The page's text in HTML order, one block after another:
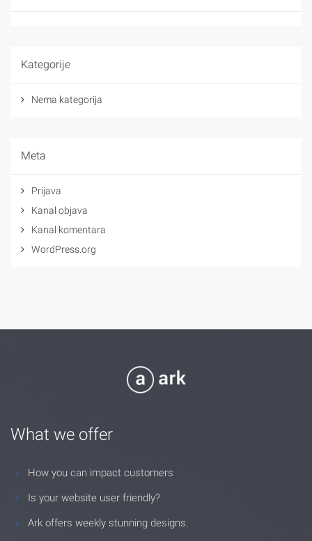
Kategorije
Nema kategorija
Meta
Prijava
Kanal objava
Kanal komentara
WordPress.org
What we offer
How you can impact customers
Is your website user friendly?
Ark offers weekly stunning designs.